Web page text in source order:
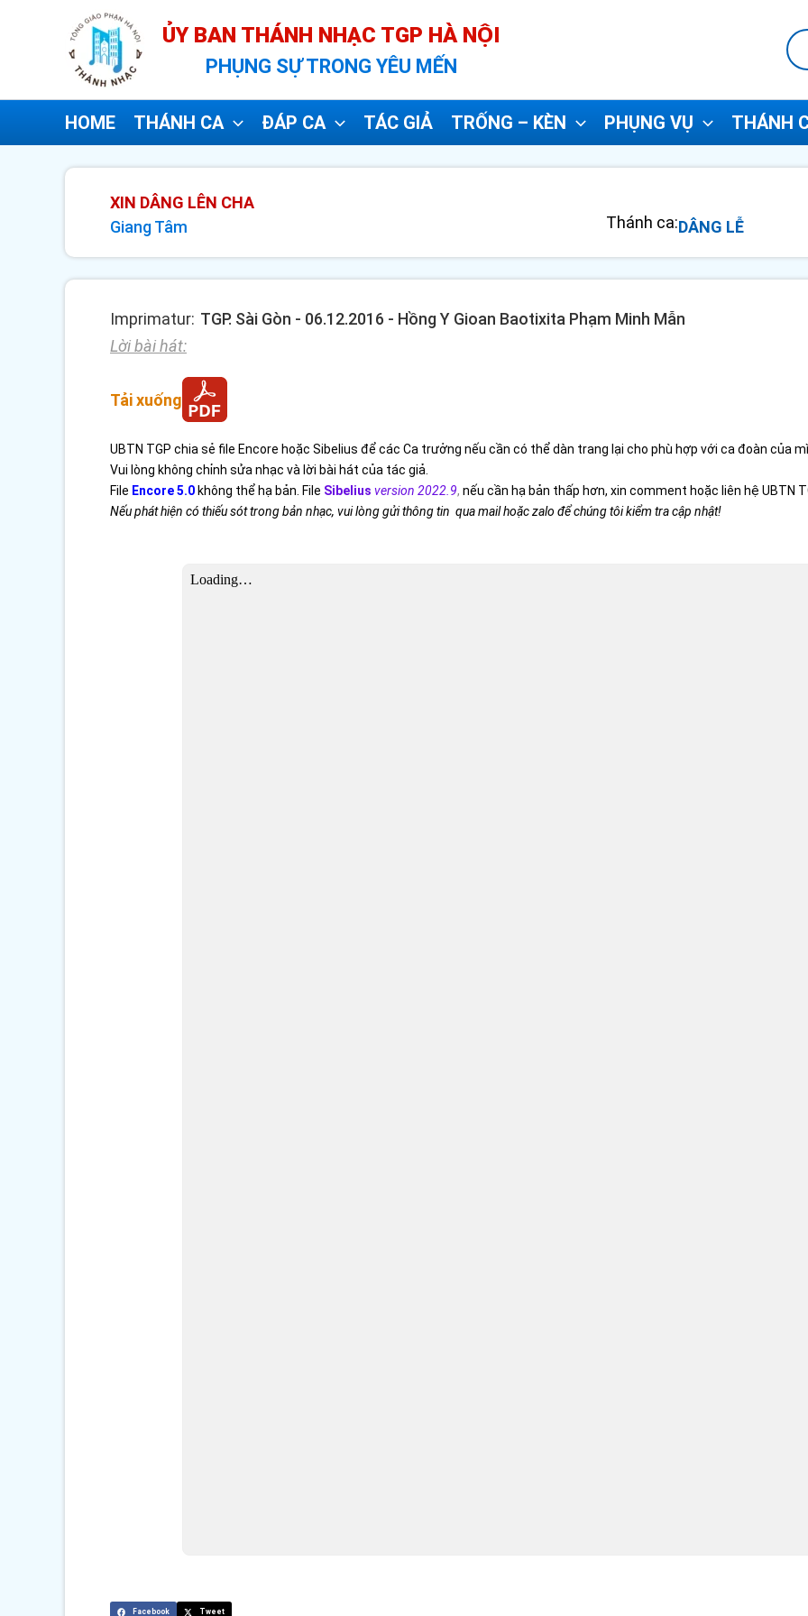
dung
ỦY BAN THÁNH NHẠC TGP HÀ NỘI
PHỤNG SỰ TRONG YÊU MẾN
HOME THÁNH CA ĐÁP CA TÁC GIẢ TRỐNG – KÈN PHỤNG VỤ THÁNH
XIN DÂNG LÊN CHA
Giang Tâm
Thánh ca:DÂNG LỄ
Imprimatur: TGP. Sài Gòn - 06.12.2016 - Hồng Y Gioan Baotixita Phạm Minh Mẫn
Lời bài hát:
Tải xuống
UBTN TGP chia sẻ file Encore hoặc Sibelius để các Ca trưởng nếu cần có thể dàn trang lại cho phù hợp với ca đoàn của
Vui lòng không chỉnh sửa nhạc và lời bài hát của tác giả.
File Encore 5.0 không thể hạ bản. File Sibelius version 2022.9, nếu cần hạ bản thấp hơn, xin comment hoặc liên hệ UBTN
Nếu phát hiện có thiếu sót trong bản nhạc, vui lòng gửi thông tin qua mail hoặc zalo để chúng tôi kiểm tra cập nhật!
Facebook Tweet